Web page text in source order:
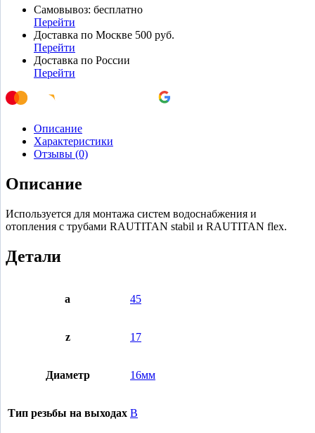
Самовывоз: бесплатно
Перейти
Доставка по Москве 500 руб.
Перейти
Доставка по России
Перейти
Описание
Характеристики
Отзывы (0)
Описание
Используется для монтажа систем водоснабжения и
отопления с трубами RAUTITAN stabil и RAUTITAN flex.
Детали
a 45
z 17
Диаметр 16мм
Тип резьбы на выходах В